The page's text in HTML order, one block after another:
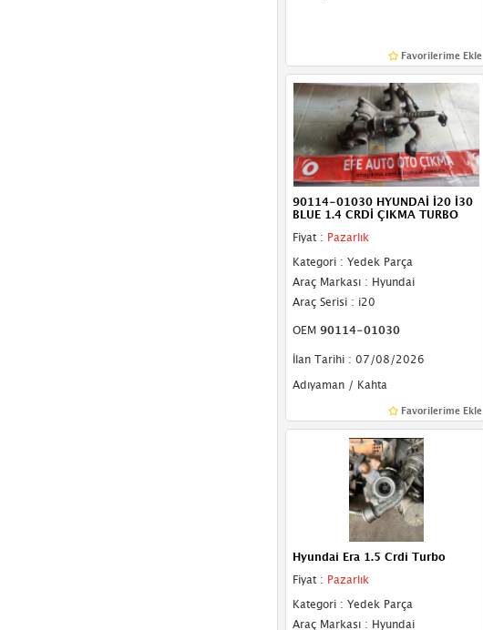
Favorilerime Ekle
90114-01030 HYUNDAİ İ20 İ30
BLUE 1.4 CRDİ ÇIKMA TURBO
Fiyat : Pazarlık
Kategori : Yedek Parça
Araç Markası : Hyundai
Araç Serisi : i20
OEM 90114-01030
İlan Tarihi : 07/08/2026
Adıyaman / Kahta
Favorilerime Ekle
Hyundai Era 1.5 Crdi Turbo
Fiyat : Pazarlık
Kategori : Yedek Parça
Araç Markası : Hyundai